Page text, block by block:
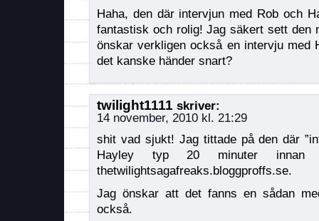
Haha, den där intervjun med Rob och
fantastisk och rolig! Jag säkert sett den
önskar verkligen också en intervju med
det kanske händer snart?
twilight1111 skriver:
14 november, 2010 kl. 21:29
shit vad sjukt! Jag tittade på den där
Hayley typ 20 minuter
thetwilightsagafreaks.bloggproffs.se.
Jag önskar att det fanns en sådan
också.